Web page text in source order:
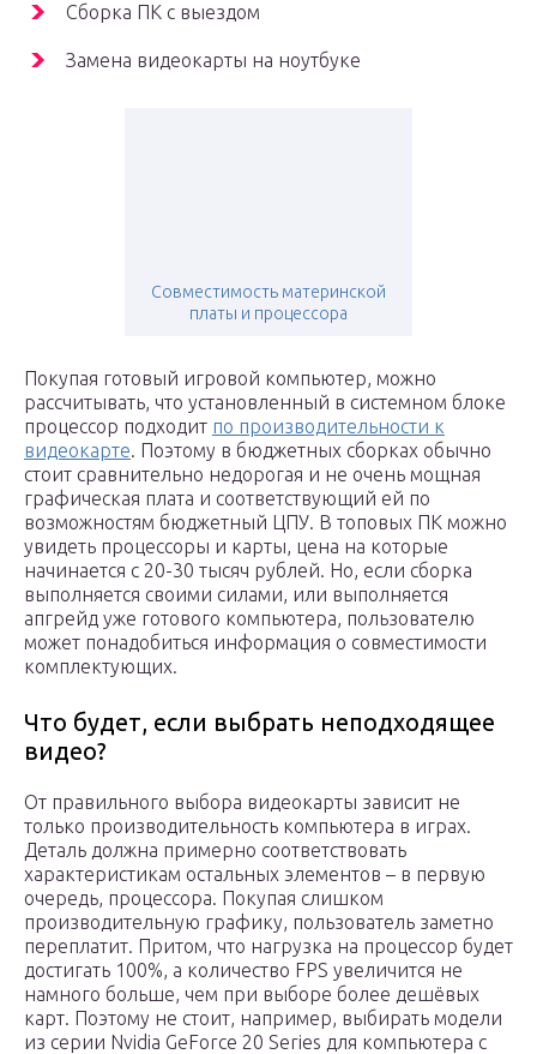
Сборка ПК с выездом
Замена видеокарты на ноутбуке
Совместимость материнской
платы и процессора
Покупая готовый игровой компьютер, можно
рассчитывать, что установленный в системном блоке
процессор подходит по производительности к
видеокарте. Поэтому в бюджетных сборках обычно
стоит сравнительно недорогая и не очень мощная
графическая плата и соответствующий ей по
возможностям бюджетный ЦПУ. В топовых ПК можно
увидеть процессоры и карты, цена на которые
начинается с 20-30 тысяч рублей. Но, если сборка
выполняется своими силами, или выполняется
апгрейд уже готового компьютера, пользователю
может понадобиться информация о совместимости
комплектующих.
Что будет, если выбрать неподходящее
видео?
От правильного выбора видеокарты зависит не
только производительность компьютера в играх.
Деталь должна примерно соответствовать
характеристикам остальных элементов – в первую
очередь, процессора. Покупая слишком
производительную графику, пользователь заметно
переплатит. Притом, что нагрузка на процессор будет
достигать 100%, а количество FPS увеличится не
намного больше, чем при выборе более дешёвых
карт. Поэтому не стоит, например, выбирать модели
из серии Nvidia GeForce 20 Series для компьютера с